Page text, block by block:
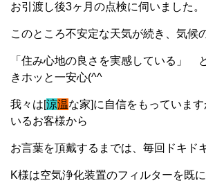
お引渡し後3ヶ月の点検に伺いました。
このところ不安定な天気が続き、気候
「住み心地の良さを実感している」
きホッと一安心(^^
我々は[涼温な家]に自信をもっていま
いるお客様から
お言葉を頂戴するまでは、毎回ドキド
K様は空気浄化装置のフィルターを既